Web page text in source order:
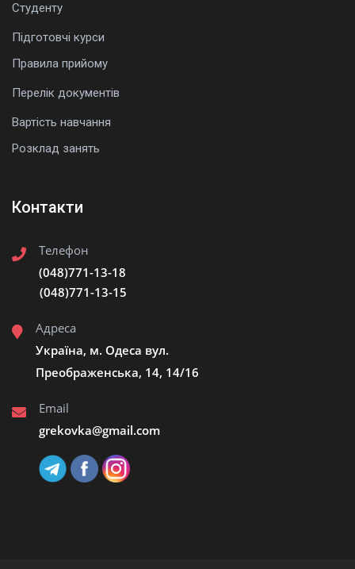
Студенту
Підготовчі курси
Правила прийому
Перелік документів
Вартість навчання
Розклад занять
Контакти
Телефон
(048)771-13-18
(048)771-13-15
Адреса
Україна, м. Одеса вул.
Преображенська, 14, 14/16
Email
grekovka@gmail.сom